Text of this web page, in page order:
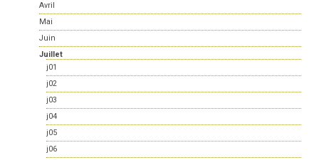
Avril
Mai
Juin
Juillet
j01
j02
j03
j04
j05
j06